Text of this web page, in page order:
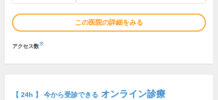
この医院の詳細をみる
アクセス数※
【 24h 】 今から受診できる オンライン診療